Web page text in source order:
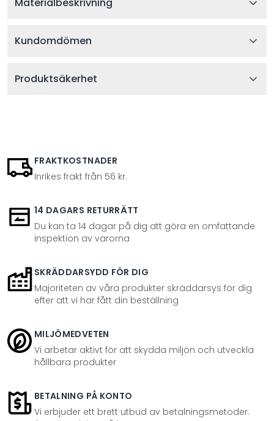
Kundomdömen
Produktsäkerhet
FRAKTKOSTNADER
Inrikes frakt från 56 kr.
14 DAGARS RETURRÄTT
Du kan ta 14 dagar på dig att göra en omfattande
inspektion av varorna
SKRÄDDARSYDD FÖR DIG
Majoriteten av våra produkter skräddarsys för dig
efter att vi har fått din beställning
MILJÖMEDVETEN
Vi arbetar aktivt för att skydda miljön och utveckla
hållbara produkter
BETALNING PÅ KONTO
Vi erbjuder ett brett utbud av betalningsmetoder.